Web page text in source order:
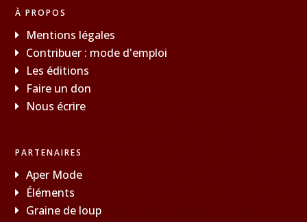
À PROPOS
Mentions légales
Contribuer : mode d'emploi
Les éditions
Faire un don
Nous écrire
PARTENAIRES
Aper Mode
Éléments
Graine de loup